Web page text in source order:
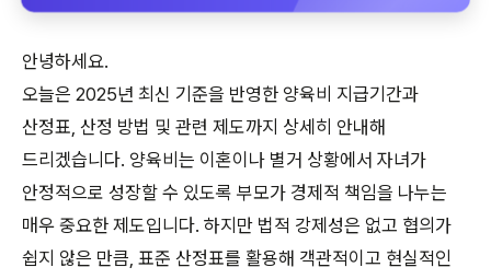
안녕하세요.
오늘은 2025년 최신 기준을 반영한 양육비 지급기간과
산정표, 산정 방법 및 관련 제도까지 상세히 안내해
드리겠습니다. 양육비는 이혼이나 별거 상황에서 자녀가
안정적으로 성장할 수 있도록 부모가 경제적 책임을 나누는
매우 중요한 제도입니다. 하지만 법적 강제성은 없고 협의가
쉽지 않은 만큼, 표준 산정표를 활용해 객관적이고 현실적인